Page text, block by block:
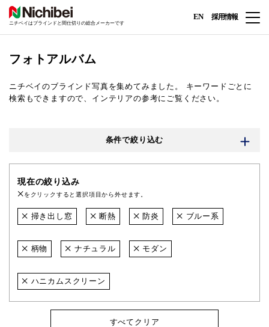
ニチベイはブラインドと間仕切りの総合メーカーです
EN 採用情報
フォトアルバム
ニチベイのブラインド写真を集めてみました。
キーワードごとに
検索もできますので、インテリアの参考にご覧ください。
条件で絞り込む
現在の絞り込み
をクリックすると選択項目から外せます。
掃き出し窓 断熱 防炎 ブルー系
柄物 ナチュラル モダン
ハニカムスクリーン
すべてクリア